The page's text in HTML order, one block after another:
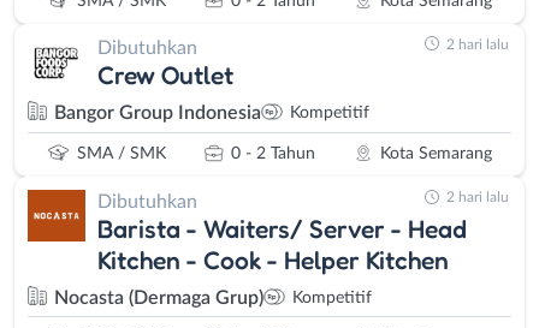
Dibutuhkan
Crew Outlet
Bangor Group Indonesia Kompetitif
SMA / SMK 0 - 2 Tahun Kota Semarang
2 hari lalu
Dibutuhkan
Barista - Waiters/ Server - Head
Kitchen - Cook - Helper Kitchen
Nocasta (Dermaga Grup) Kompetitif
2 hari lalu